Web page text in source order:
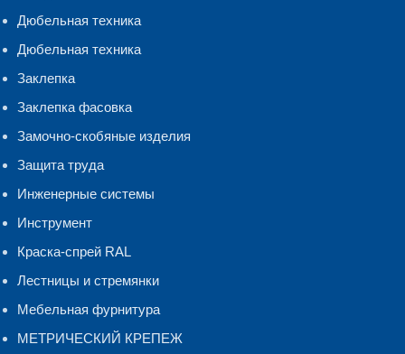
Дюбельная техника
Дюбельная техника
Заклепка
Заклепка фасовка
Замочно-скобяные изделия
Защита труда
Инженерные системы
Инструмент
Краска-спрей RAL
Лестницы и стремянки
Мебельная фурнитура
МЕТРИЧЕСКИЙ КРЕПЕЖ